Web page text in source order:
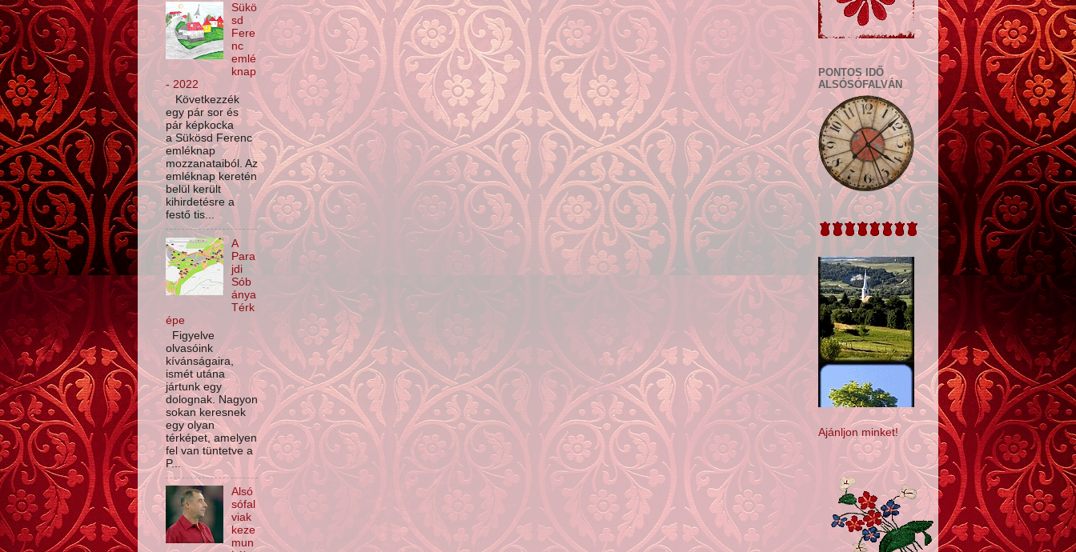
Sükö
sd
Fere
nc
emlé
knap
- 2022
Következzék
egy pár sor és
pár képkocka
a Sükösd Ferenc
emléknap
mozzanataiból. Az
emléknap keretén
belül került
kihirdetésre a
festő tis...
A
Para
jdi
Sób
ánya
Térk
épe
Figyelve
olvasóink
kívánságaira,
ismét utána
jártunk egy
dolognak. Nagyon
sokan keresnek
egy olyan
térképet, amelyen
fel van tüntetve a
P...
Alsó
sófal
viak
keze
mun
PONTOS IDŐ
ALSÓSÓFALVÁN
Ajánljon minket!